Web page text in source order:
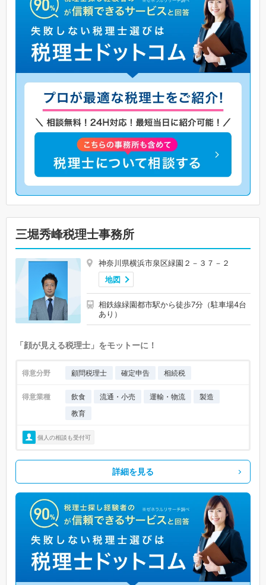
三堀秀峰税理士事務所
神奈川県横浜市泉区緑園２－３７－２
地図
相鉄線緑園都市駅から徒歩7分（駐車場4台
あり）
「顔が見える税理士」をモットーに！
得意分野 顧問税理士 確定申告 相続税
得意業種 飲食 流通・小売 運輸・物流
製造
教育
個人の相談も受付可
詳細を見る